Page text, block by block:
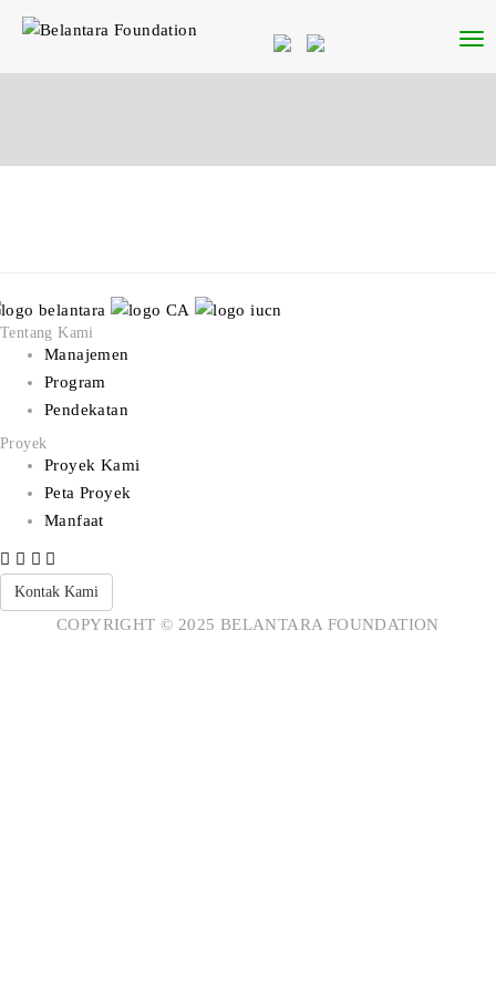
Tentang Kami
Manajemen
Program
Pendekatan
Proyek
Proyek Kami
Peta Proyek
Manfaat
Kontak Kami
COPYRIGHT © 2025 BELANTARA FOUNDATION